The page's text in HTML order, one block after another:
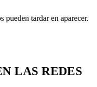
pueden tardar en aparecer.
LAS REDES